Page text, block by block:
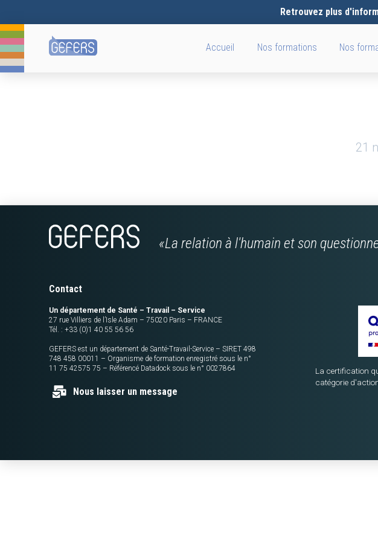
Retrouvez plus
Accueil Nos formations Nos
21
«La relation à l'humain et son
Contact
Un département de Santé – Travail – Service
27 rue Villiers de l’Isle Adam – 75020 Paris – FRANCE
Tél. : +33 (0)1 40 55 56 56
GEFERS est un département de Santé-Travail-Service – SIRET 498
748 458 00011 – Organisme de formation enregistré sous le n°
11 75 42575 75 – Référencé Datadock sous le n° 0027864
Nous laisser un message
La certification
catégorie